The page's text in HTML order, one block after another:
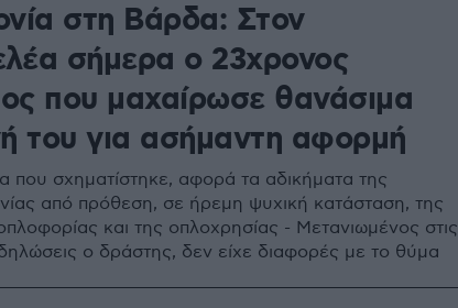
στη Βάρδα: Στον
σήμερα ο 23χρονος
που μαχαίρωσε θανάσιμα
του για ασήμαντη αφορμή
που σχηματίστηκε, αφορά τα αδικήματα της
από πρόθεση, σε ήρεμη ψυχική κατάσταση, της
και της οπλοχρησίας - Μετανιωμένος στις
ο δράστης, δεν είχε διαφορές με το θύμα